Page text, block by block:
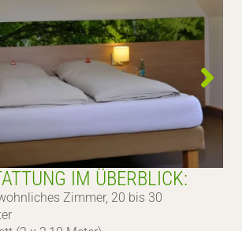
IM ÜBERBLICK:
Zimmer, 20 bis 30